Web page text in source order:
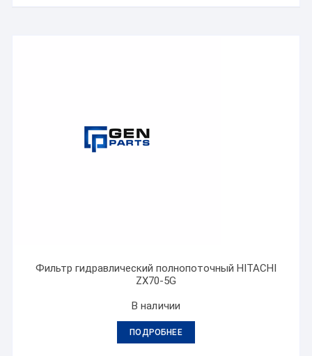
Фильтр гидравлический полнопоточный HITACHI
ZX70-5G
В наличии
ПОДРОБНЕЕ